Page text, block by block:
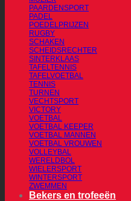
PAARDENSPORT
PADEL
POEDELPRIJZEN
RUGBY
SCHAKEN
SCHEIDSRECHTER
SINTERKLAAS
TAFELTENNIS
TAFELVOETBAL
TENNIS
TURNEN
VECHTSPORT
VICTORY
VOETBAL
VOETBAL KEEPER
VOETBAL MANNEN
VOETBAL VROUWEN
VOLLEYBAL
WERELDBOL
WIELERSPORT
WINTERSPORT
ZWEMMEN
Bekers en trofeeën